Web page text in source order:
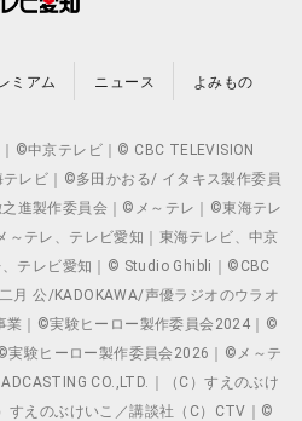
ミアム ニュース よみもの
©中京テレビ｜© CBC TELEVISION
レビ｜©多田かおる/ イタキス製作委員
進製作委員会｜©メ～テレ｜©東海テレ
～テレ、テレビ愛知｜東海テレビ、中京
、テレビ愛知｜© Studio Ghibli｜©CBC
月 公/KADOKAWA/声優ラジオのウラオ
業｜©実験ヒーロー製作委員会2024｜©
験ヒーロー製作委員会2026｜©メ～テ
CO.,LTD.｜（C）すえのぶけ
すえのぶけいこ／講談社（C）CTV｜©